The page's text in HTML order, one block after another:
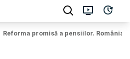
Reforma promisă a pensiilor. România